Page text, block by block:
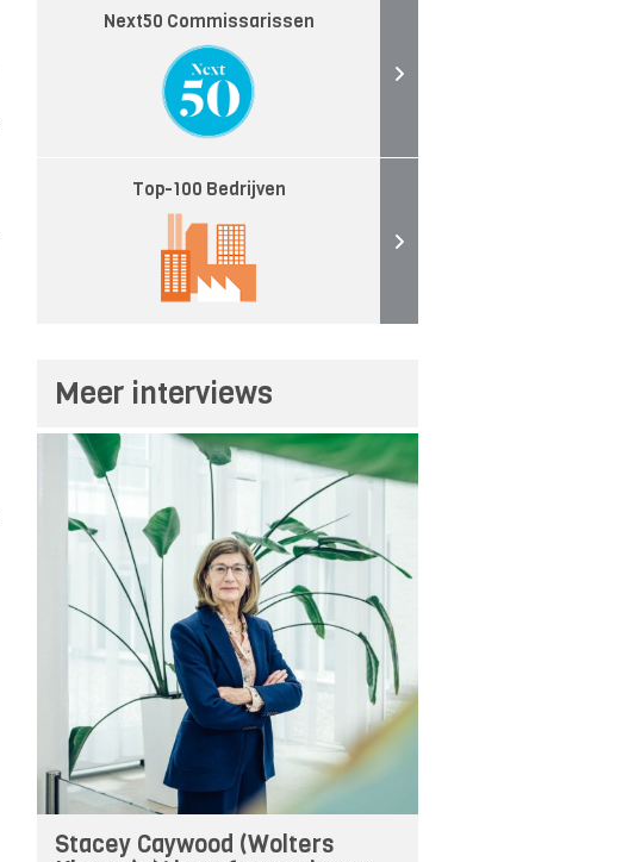
Next50 Commissarissen
Top-100 Bedrijven
Meer interviews
Stacey Caywood (Wolters